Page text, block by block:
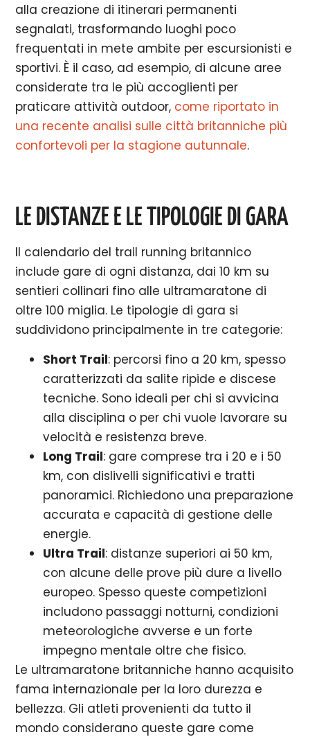
alla creazione di itinerari permanenti
segnalati, trasformando luoghi poco
frequentati in mete ambite per escursionisti e
sportivi. È il caso, ad esempio, di alcune aree
considerate tra le più accoglienti per
praticare attività outdoor, come riportato in
una recente analisi sulle città britanniche più
confortevoli per la stagione autunnale.
LE DISTANZE E LE TIPOLOGIE DI GARA
Il calendario del trail running britannico
include gare di ogni distanza, dai 10 km su
sentieri collinari fino alle ultramaratone di
oltre 100 miglia. Le tipologie di gara si
suddividono principalmente in tre categorie:
Short Trail: percorsi fino a 20 km, spesso
caratterizzati da salite ripide e discese
tecniche. Sono ideali per chi si avvicina
alla disciplina o per chi vuole lavorare su
velocità e resistenza breve.
Long Trail: gare comprese tra i 20 e i 50
km, con dislivelli significativi e tratti
panoramici. Richiedono una preparazione
accurata e capacità di gestione delle
energie.
Ultra Trail: distanze superiori ai 50 km,
con alcune delle prove più dure a livello
europeo. Spesso queste competizioni
includono passaggi notturni, condizioni
meteorologiche avverse e un forte
impegno mentale oltre che fisico.
Le ultramaratone britanniche hanno acquisito
fama internazionale per la loro durezza e
bellezza. Gli atleti provenienti da tutto il
mondo considerano queste gare come